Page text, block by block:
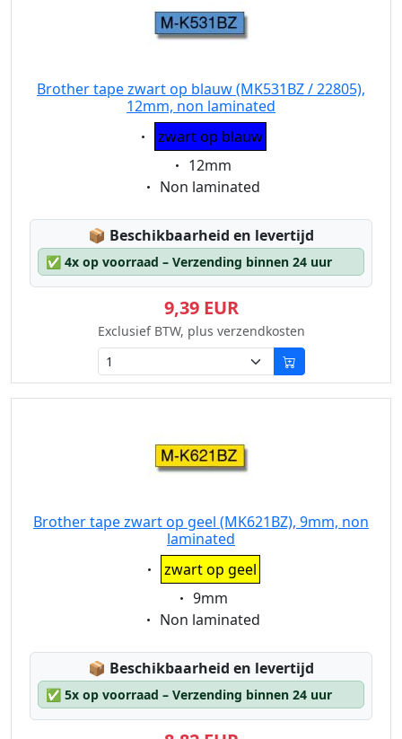
Brother tape zwart op blauw (MK531BZ / 22805),
12mm, non laminated
Eigenschaft:
zwart op blauw
Eigenschaft:
12mm
Eigenschaft:
Non laminated
📦 Lagerstatus:
Beschikbaarheid en levertijd
✅ 4x op voorraad – Verzending binnen 24 uur
9,39 EUR
Exclusief BTW, plus verzendkosten
Brother tape zwart op geel (MK621BZ), 9mm, non
laminated
Eigenschaft:
zwart op geel
Eigenschaft:
9mm
Eigenschaft:
Non laminated
📦 Lagerstatus:
Beschikbaarheid en levertijd
✅ 5x op voorraad – Verzending binnen 24 uur